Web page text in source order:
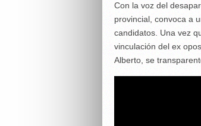
Con la voz del
provincial, convoca a
candidatos. Una vez
vinculación del ex
Alberto, se